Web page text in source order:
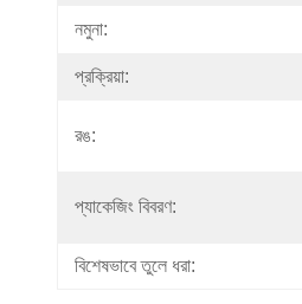
নমুনা:
প্রক্রিয়া:
রঙ:
প্যাকেজিং বিবরণ:
বিশেষভাবে তুলে ধরা: